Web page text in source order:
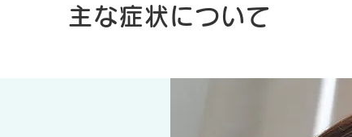
主な症状について